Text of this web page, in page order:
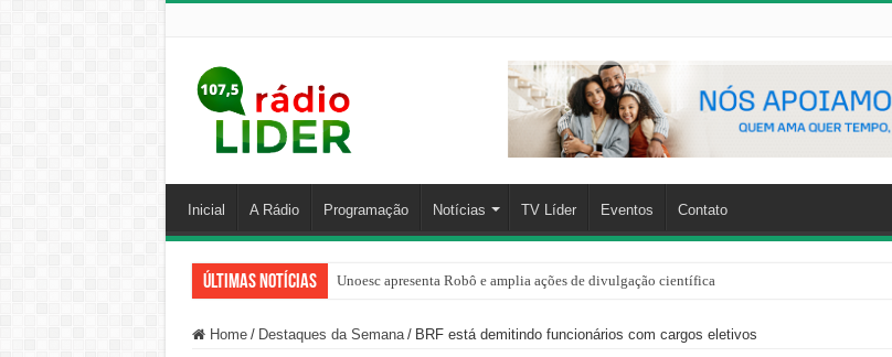
Inicial A Rádio Programação Notícias TV Líder Eventos Contato
Últimas Notícias Unoesc apresenta Robô e amplia ações de divulgação científica
Home / Destaques da Semana / BRF está demitindo funcionários com cargos eletivos